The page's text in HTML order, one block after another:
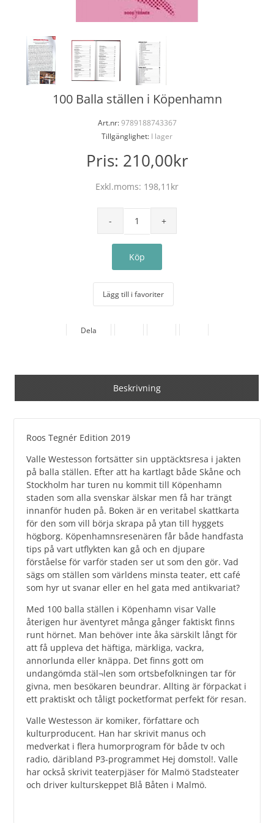
100 Balla ställen i Köpenhamn
Art.nr:9789188743367
Tillgänglighet: I lager
Pris: 210,00kr
Exkl.moms: 198,11kr
Lägg till i favoriter
Dela
Beskrivning
Roos Tegnér Edition 2019
Valle Westesson fortsätter sin upptäcktsresa i jakten
på balla ställen. Efter att ha kartlagt både Skåne och
Stockholm har turen nu kommit till Köpenhamn
staden som alla svenskar älskar men få har trängt
innanför huden på. Boken är en veritabel skattkarta
för den som vill börja skrapa på ytan till hyggets
högborg. Köpenhamnsresenären får både handfasta
tips på vart utflykten kan gå och en djupare
förståelse för varför staden ser ut som den gör. Vad
sägs om ställen som världens minsta teater, ett café
som hyr ut svanar eller en hel gata med antikvariat?
Med 100 balla ställen i Köpenhamn visar Valle
återigen hur äventyret många gånger faktiskt finns
runt hörnet. Man behöver inte åka särskilt långt för
att få uppleva det häftiga, märkliga, vackra,
annorlunda eller knäppa. Det finns gott om
undangömda stäl¬len som ortsbefolkningen tar för
givna, men besökaren beundrar. Allting är förpackat i
ett praktiskt och tåligt pocketformat perfekt för resan.
Valle Westesson är komiker, författare och
kulturproducent. Han har skrivit manus och
medverkat i flera humorprogram för både tv och
radio, däribland P3-programmet Hej domstol!. Valle
har också skrivit teaterpjäser för Malmö Stadsteater
och driver kulturskeppet Blå Båten i Malmö.